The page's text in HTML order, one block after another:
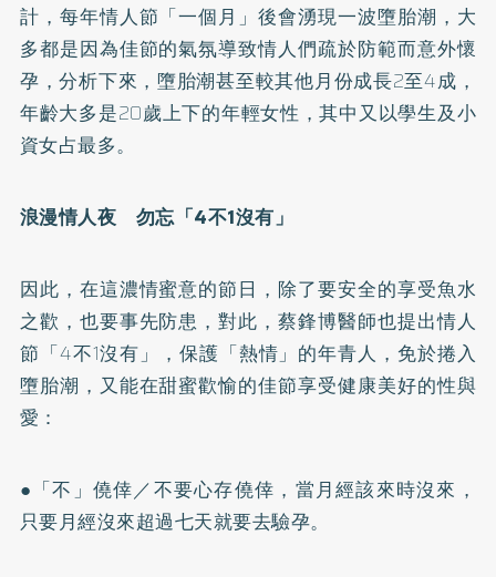
計，每年情人節「一個月」後會湧現一波墮胎潮，大
多都是因為佳節的氣氛導致情人們疏於防範而意外懷
孕，分析下來，墮胎潮甚至較其他月份成長2至4成，
年齡大多是20歲上下的年輕女性，其中又以學生及小
資女占最多。
浪漫情人夜 勿忘「4不1沒有」
因此，在這濃情蜜意的節日，除了要安全的享受魚水
之歡，也要事先防患，對此，蔡鋒博醫師也提出情人
節「4不1沒有」，保護「熱情」的年青人，免於捲入
墮胎潮，又能在甜蜜歡愉的佳節享受健康美好的性與
愛：
●「不」僥倖／不要心存僥倖，當月經該來時沒來，
只要月經沒來超過七天就要去驗孕。